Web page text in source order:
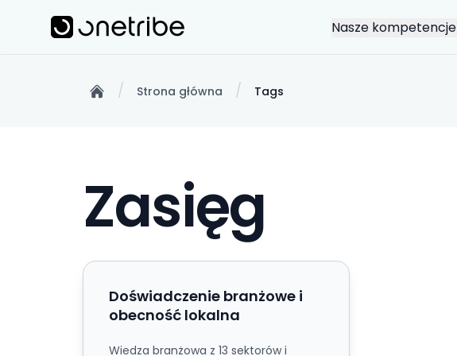
Onetribe
Nasze kompetencje
/ Strona główna / Tags
Zasięg
Doświadczenie branżowe i obecność lokalna
Doświadczenie branżowe i
obecność lokalna
Wiedza branżowa z 13 sektorów i